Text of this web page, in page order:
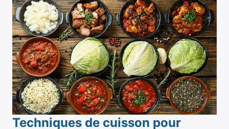
Techniques de cuisson pour